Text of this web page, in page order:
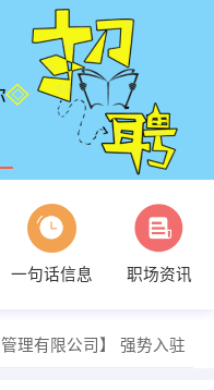
一句话信息 职场资讯
程有限公司】 强势入驻
理有限公司】 强势入驻
理有限公司】 强势入驻